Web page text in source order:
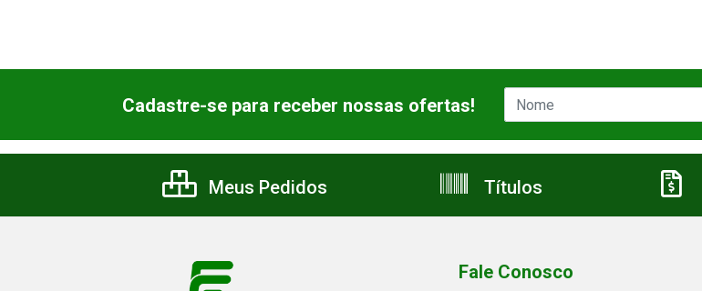
Cadastre-se para receber nossas ofertas!
Meus Pedidos Títulos
Fale Conosco